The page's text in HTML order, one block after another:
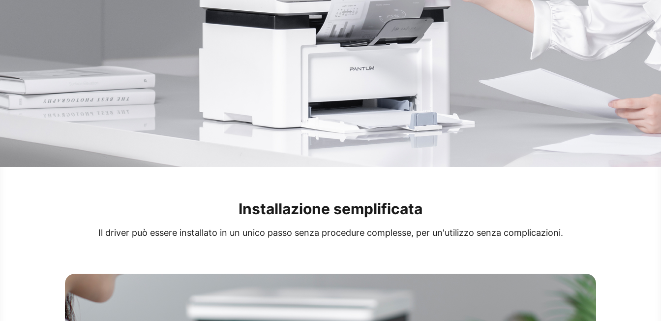
Installazione semplificata
Il driver può essere installato in un unico passo senza procedure complesse, per un'utilizzo senza complicazioni.